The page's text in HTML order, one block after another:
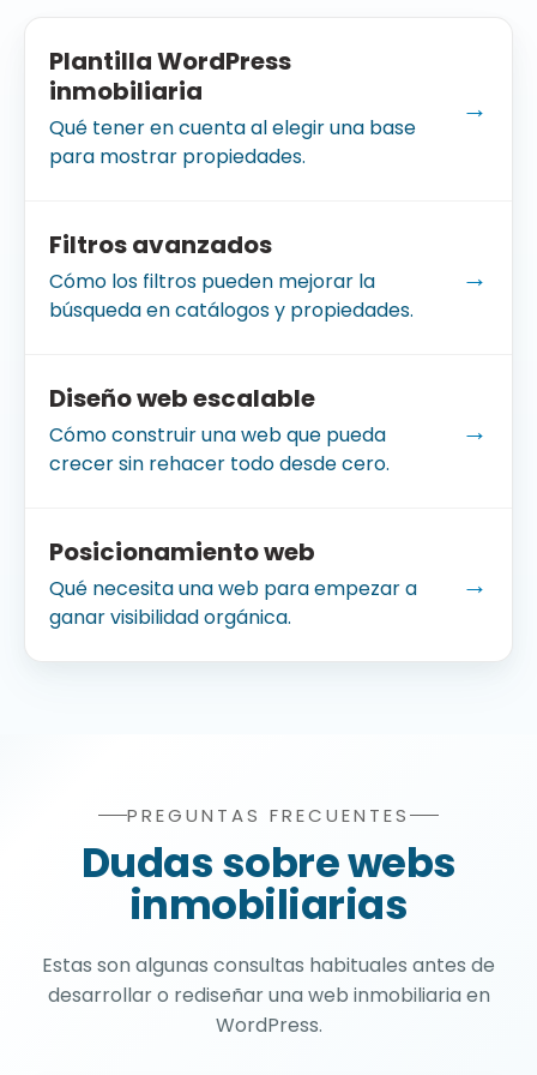
Plantilla WordPress
inmobiliaria
Qué tener en cuenta al elegir una base
para mostrar propiedades.
→
Filtros avanzados
Cómo los filtros pueden mejorar la
búsqueda en catálogos y propiedades.
→
Diseño web escalable
Cómo construir una web que pueda
crecer sin rehacer todo desde cero.
→
Posicionamiento web
Qué necesita una web para empezar a
ganar visibilidad orgánica.
→
Preguntas frecuentes
PREGUNTAS FRECUENTES
Dudas sobre webs
inmobiliarias
Estas son algunas consultas habituales antes de
desarrollar o rediseñar una web inmobiliaria en
WordPress.